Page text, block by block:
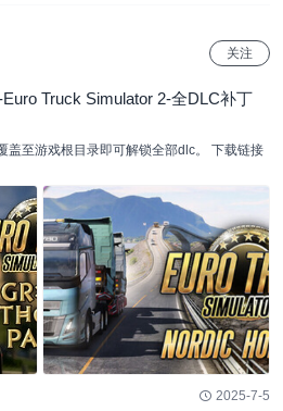
关注
Truck Simulator 2-全DLC补丁
盖至游戏根目录即可解锁全部dlc。 下载链接
2025-7-5